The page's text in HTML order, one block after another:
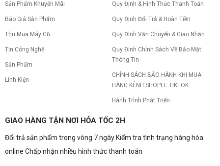
Sản Phẩm Khuyến Mãi
Báo Giá Sản Phẩm
Thu Mua Máy Cũ
Tin Công Nghệ
Sản Phẩm
Linh Kiện
Quy Định & Hình Thức Thanh Toán
Quy Định Đổi Trả & Hoàn Tiền
Quy Định Vận Chuyển & Giao Nhận
Quy Định Chính Sách Về Bảo Mật
Thông Tin
CHÍNH SÁCH BẢO HÀNH KHI MUA
HÀNG KÊNH SHOPEE TIKTOK
Hành Trình Phát Triển
GIAO HÀNG TẬN NƠI HỎA TỐC 2H
Đổi trả sản phẩm trong vòng 7 ngày Kiểm tra tình trạng hàng hóa
online Chấp nhận nhiều hình thức thanh toán